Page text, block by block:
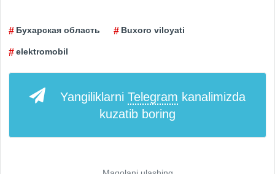
Бухарская область Buxoro viloyati
elektromobil
Yangiliklarni Telegram kanalimizda
kuzatib boring